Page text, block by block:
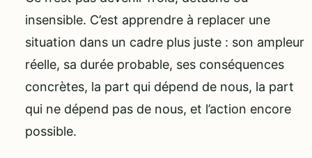
insensible. C’est apprendre à replacer une
situation dans un cadre plus juste : son ampleur
réelle, sa durée probable, ses conséquences
concrètes, la part qui dépend de nous, la part
qui ne dépend pas de nous, et l’action encore
possible.